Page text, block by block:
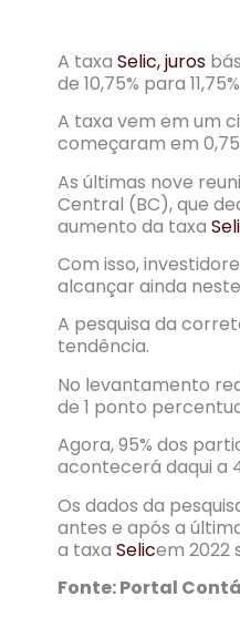
A taxa Selic,juros
de 10,75% para
A taxa vem em um
começaram em
As últimas nove
Central (BC), que
aumento da taxa
Com isso,
alcançar ainda
A pesquisa da
tendência.
No levantamento
de 1 ponto
Agora, 95% dos
acontecerá daqui a
Os dados da
antes e após a
a taxa Selicem 2022
Fonte: Portal